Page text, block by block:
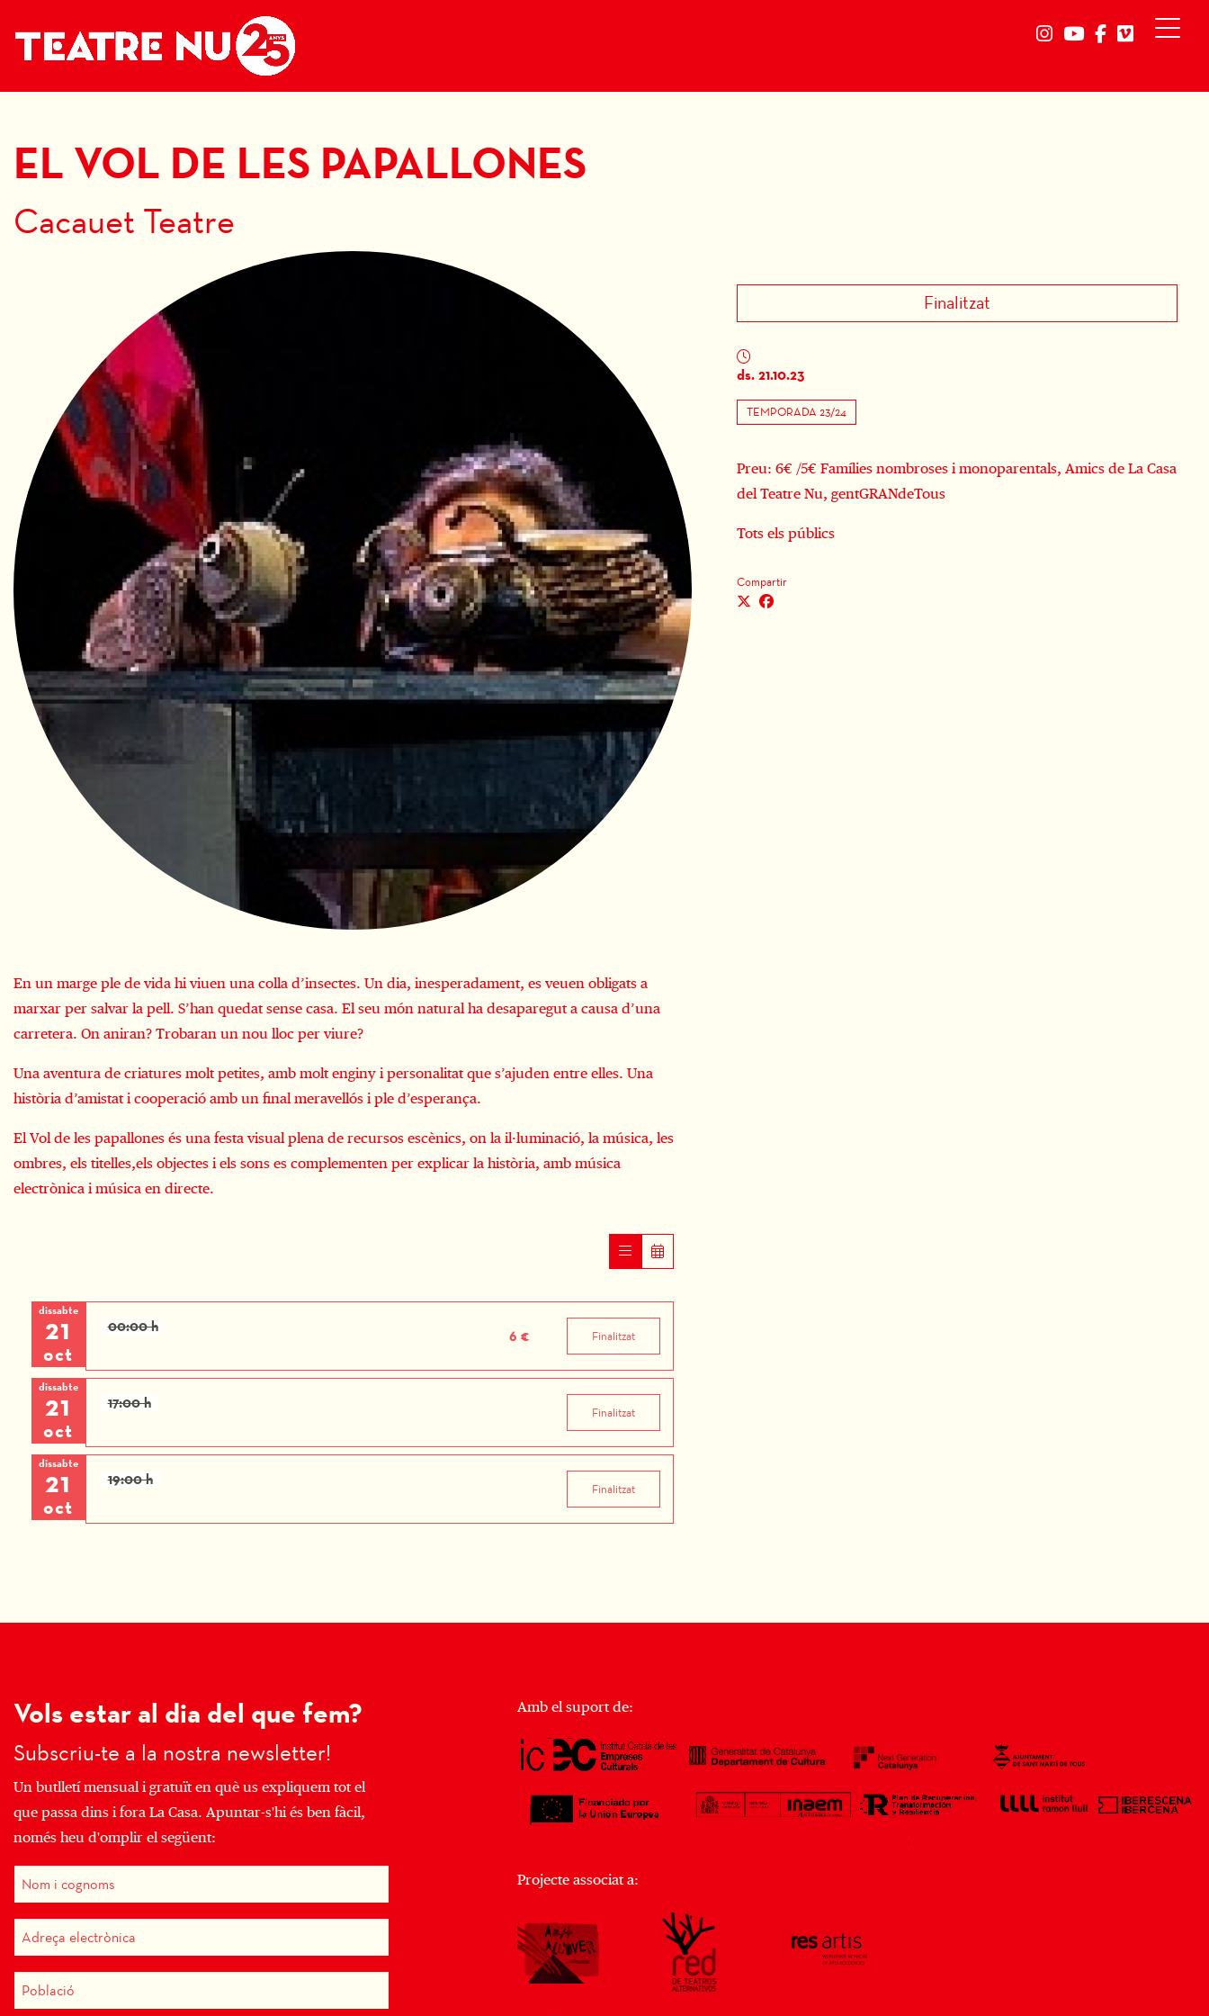
Link a instagram
Link a youtube
Link aLink a
EL VOL DE LES PAPALLONES
Cacauet Teatre
Finalitzat
ds. 21.10.23
TEMPORADA 23/24
Preu: 6€ /5€ Famílies nombroses i monoparentals, Amics de La Casa
del Teatre Nu, gentGRANdeTous
Tots els públics
Compartir
En un marge ple de vida hi viuen una colla d’insectes. Un dia, inesperadament, es veuen obligats a
marxar per salvar la pell. S’han quedat sense casa. El seu món natural ha desaparegut a causa d’una
carretera. On aniran? Trobaran un nou lloc per viure?
Una aventura de criatures molt petites, amb molt enginy i personalitat que s’ajuden entre elles. Una
història d’amistat i cooperació amb un final meravellós i ple d’esperança.
El Vol de les papallones és una festa visual plena de recursos escènics, on la il·luminació, la música, les
ombres, els titelles,els objectes i els sons es complementen per explicar la història, amb música
electrònica i música en directe.
dissabte
21
oct
00:00 h
6 € Finalitzat
dissabte
21
oct
17:00 h
Finalitzat
dissabte
21
oct
19:00 h
Finalitzat
Vols estar al dia del que fem?
Subscriu-te a la nostra newsletter!
Un butlletí mensual i gratuït en què us expliquem tot el
que passa dins i fora La Casa. Apuntar-s'hi és ben fàcil,
només heu d'omplir el següent:
Amb el suport de:
Projecte associat a: